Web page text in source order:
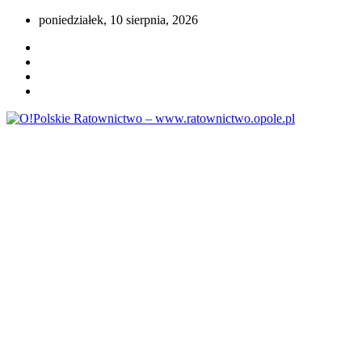
Przejdź
treści
poniedziałek, 10 sierpnia, 2026